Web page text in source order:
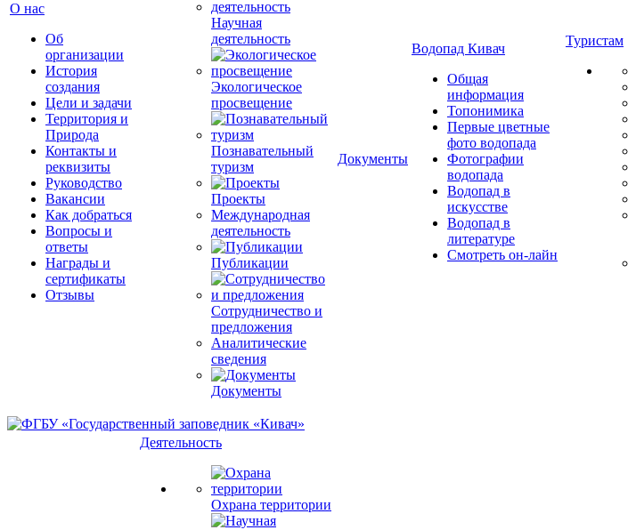
О нас
Об
организации
История
создания
Цели и задачи
Территория и
Природа
Контакты и
реквизиты
Руководство
Вакансии
Как добраться
Вопросы и
ответы
Награды и
сертификаты
Отзывы
Научная
деятельность
Экологическое
просвещение
Познавательный
туризм
Проекты
Международная
деятельность
Публикации
Сотрудничество и
предложения
Аналитические
сведения
Документы
Документы
Водопад Кивач
Общая
информация
Топонимика
Первые цветные
фото водопада
Фотографии
водопада
Водопад в
искусстве
Водопад в
литературе
Смотреть он-лайн
Туристам
Деятельность
Охрана территории